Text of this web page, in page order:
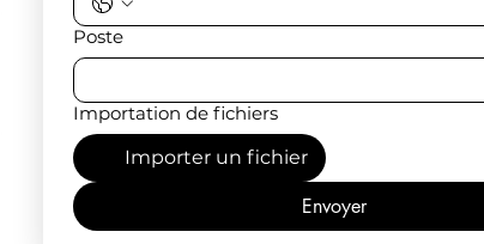
Poste
Importation de fichiers
Importer un fichier
Envoyer